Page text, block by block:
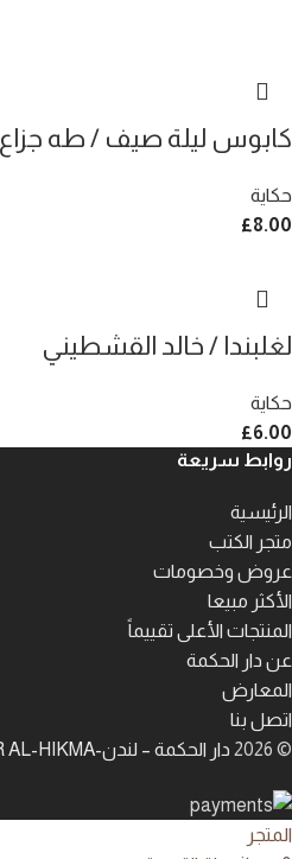
كابوس ليلة صيف / طه جزاع
حكاية
£8.00
لغلبندا / خالد القشطيني
حكاية
£6.00
روابط سريعة
الرئيسية
متجر الكتب
عروض وخصومات
الأكثر مبيعا
المنتجات الأعلى تقييماً
عن دار الحكمة
المعارض
اتصل بنا
© 2026 دار الحكمة – لندن-DAR AL-HIKMA
المتجر